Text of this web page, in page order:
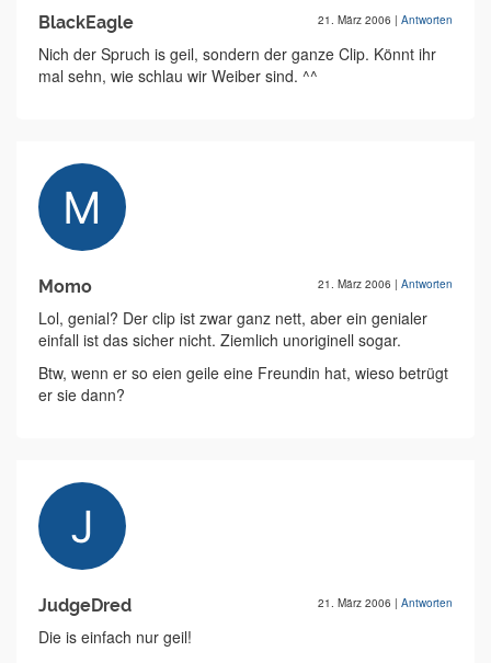
BlackEagle 21. März 2006 | Antworten
Nich der Spruch is geil, sondern der ganze Clip. Könnt ihr
mal sehn, wie schlau wir Weiber sind. ^^
Momo 21. März 2006 | Antworten
Lol, genial? Der clip ist zwar ganz nett, aber ein genialer
einfall ist das sicher nicht. Ziemlich unoriginell sogar.
Btw, wenn er so eien geile eine Freundin hat, wieso betrügt
er sie dann?
JudgeDred 21. März 2006 | Antworten
Die is einfach nur geil!